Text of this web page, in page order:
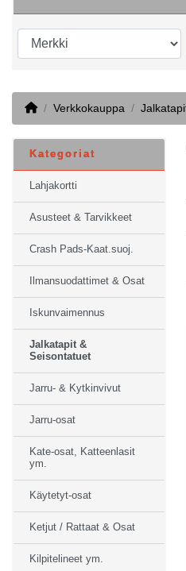
HomeVerkkokauppa
Kategoriat
Lahjakortti
Asusteet & Tarvikkeet
Crash Pads-Kaat.suoj.
Ilmansuodattimet & Osat
Iskunvaimennus
Jalkatapit &
Seisontatuet
Jarru- & Kytkinvivut
Jarru-osat
Kate-osat, Katteenlasit
ym.
Käytetyt-osat
Ketjut / Rattaat & Osat
Kilpitelineet ym.